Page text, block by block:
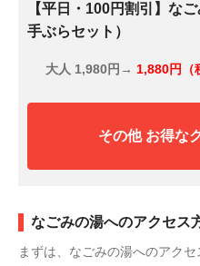
【平日・100円割引】な
手ぶらセット）
大人 1,980円→ 1,880円（
その他 お得な
なごみの湯へのアクセス
まずは、なごみの湯へのアク